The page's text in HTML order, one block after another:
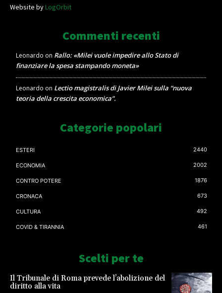
Website byLogOrbit
Commenti recenti
Leonardo on Rallo: «Milei vuole impedire allo Stato di
finanziare la spesa stampando moneta»
Leonardo on Lectio magistralis di Javier Milei sulla “nuova
teoria della crescita economica”.
Categorie popolari
ESTERI 2440
ECONOMIA 2002
CONTRO POTERE 1876
CRONACA 673
CULTURA 492
COVID & TIRANNIA 461
Scelti per te
Il Tribunale di Roma prevede l’abolizione del
diritto alla vita